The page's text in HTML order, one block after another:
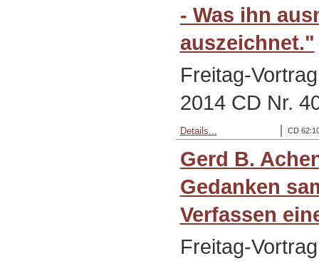
- Was ihn
auszeichnet."
Freitag-
2014 CD Nr.
CD
Details...
Gerd B.
Gedanken
Verfassen
Freitag-